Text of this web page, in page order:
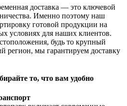
доставка — это ключевой
Именно поэтому наш
готовой продукции на
условиях для наших клиентов.
будь то крупный
регион, мы гарантируем доставку
то, что вам удобно